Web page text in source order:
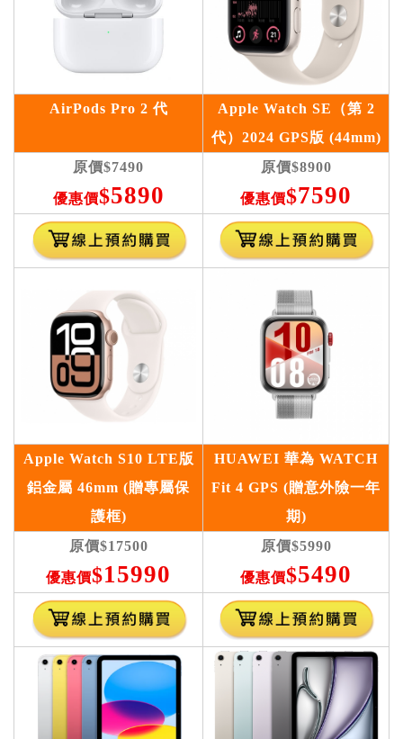
AirPods Pro 2 代
Apple Watch SE（第 2
代）2024 GPS版 (44mm)
原價$7490
優惠價$5890
原價$8900
優惠價$7590
Apple Watch S10 LTE版
鋁金屬 46mm (贈專屬保
護框)
HUAWEI 華為 WATCH
Fit 4 GPS (贈意外險一年
期)
原價$17500
優惠價$15990
原價$5990
優惠價$5490